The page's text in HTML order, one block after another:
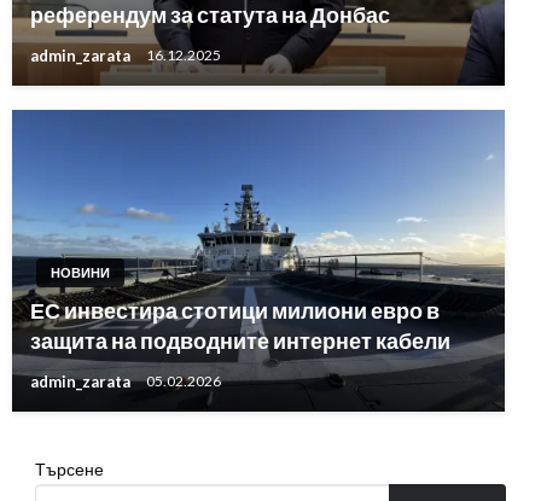
референдум за статута на Донбас
admin_zarata 16.12.2025
НОВИНИ
ЕС инвестира стотици милиони евро в
защита на подводните интернет кабели
admin_zarata 05.02.2026
Търсене